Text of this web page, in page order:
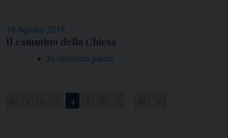
18 Agosto 2015
Il cammino della Chiesa
In secondo piano
4